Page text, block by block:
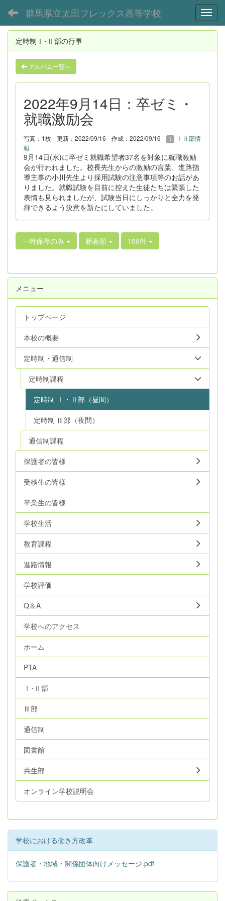
群馬県立太田フレックス高等学校
定時制Ⅰ･Ⅱ部の行事
アルバム一覧へ
2022年9月14日：卒ゼミ・
就職激励会
写真：1枚 更新：2022/09/16 作成：2022/09/16
ⅠⅡ部情
報
9月14日(水)に卒ゼミ就職希望者37名を対象に就職激励
会が行われました。校長先生からの激励の言葉、進路指
導主事の小川先生より採用試験の注意事項等のお話があ
りました。就職試験を目前に控えた生徒たちは緊張した
表情も見られましたが、試験当日にしっかりと全力を発
揮できるよう決意を新たにしていました。
一時保存のみ 新着順 100件
メニュー
トップページ
本校の概要
定時制・通信制
定時制課程
定時制 Ⅰ・Ⅱ部（昼間）
定時制 Ⅲ部（夜間）
通信制課程
保護者の皆様
受検生の皆様
卒業生の皆様
学校生活
教育課程
進路情報
学校評価
Q＆A
学校へのアクセス
ホーム
PTA
Ⅰ･Ⅱ部
Ⅲ部
通信制
図書館
共生部
オンライン学校説明会
学校における働き方改革
保護者・地域・関係団体向けメッセージ.pdf